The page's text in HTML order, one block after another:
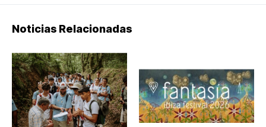
Noticias Relacionadas